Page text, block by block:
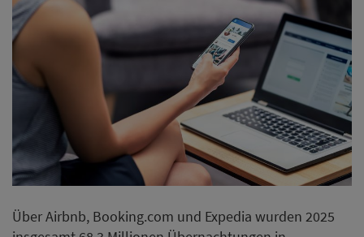
Über Airbnb, Booking.com und Expedia wurden 2025